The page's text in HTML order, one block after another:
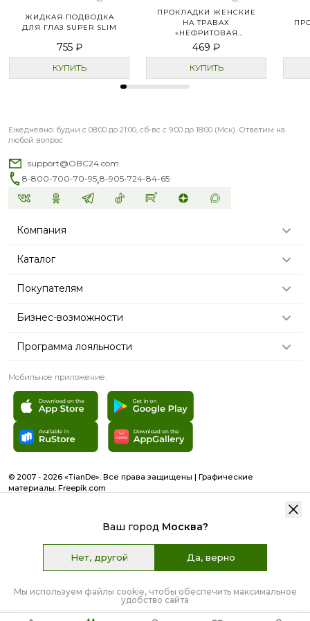
Ваш город Москва?
Нет, другой Да, верно
Мы используем файлы cookie, чтобы обеспечить максимальное
удобство сайта
пищеварением или просто хотите поддержать
организм — очень рекомендую попробовать. Это
не химия, а природная поддержка, которая
реально работает 👍
ЖИДКАЯ ПОДВОДКА
ДЛЯ ГЛАЗ SUPER SLIM
755 ₽
КУПИТЬ
ПРОКЛАДКИ ЖЕНСКИЕ
НА ТРАВАХ
«НЕФРИТОВАЯ
СВЕЖЕСТЬ» ДНЕВНЫЕ
СУПЕР
469 ₽
КУПИТЬ
6 660 ₽
Наличие: 10 КУПИТЬ
Ежедневно: будни с 08:00 до 21:00, сб-вс с 9:00 до 18:00 (Мск). Ответим на
любой вопрос
support@OBC24.com
8-800-700-70-95,8-905-724-84-65
Компания
Каталог
Покупателям
Бизнес-возможности
Программа лояльности
Мобильное приложение:
© 2007 - 2026 «TianDe». Все права защищены | Графические
материалы: Freepik.com